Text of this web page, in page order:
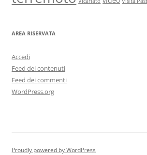
AREA RISERVATA
Accedi
Feed dei contenuti
Feed dei commenti
WordPress.org
Proudly powered by WordPress